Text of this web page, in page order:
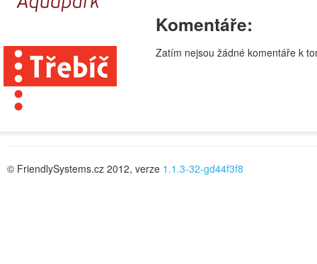
Komentáře:
Zatím nejsou žádné komentáře k
© FriendlySystems.cz 2012, verze 1.1.3-32-gd44f3f8